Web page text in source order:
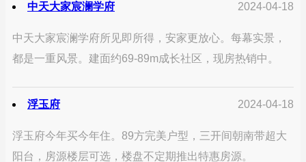
中天大家宸澜学府 2024-04-18
中天大家宸澜学府所见即所得，安家更放心。每幕实景，
都是一重风景。建面约69-89m成长社区，现房热销中。
浮玉府 2024-04-18
浮玉府今年买今年住。89方完美户型，三开间朝南带超大
阳台，房源楼层可选，楼盘不定期推出特惠房源。